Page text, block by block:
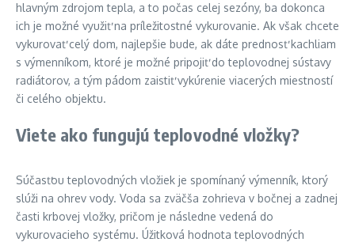
hlavným zdrojom tepla, a to počas celej sezóny, ba dokonca
ich je možné využiť na príležitostné vykurovanie. Ak však chcete
vykurovať celý dom, najlepšie bude, ak dáte prednosť kachliam
s výmenníkom, ktoré je možné pripojiť do teplovodnej sústavy
radiátorov, a tým pádom zaistiť vykúrenie viacerých miestností
či celého objektu.
Viete ako fungujú teplovodné vložky?
Súčasťou teplovodných vložiek je spomínaný výmenník, ktorý
slúži na ohrev vody. Voda sa zväčša zohrieva v bočnej a zadnej
časti krbovej vložky, pričom je následne vedená do
vykurovacieho systému. Úžitková hodnota teplovodných